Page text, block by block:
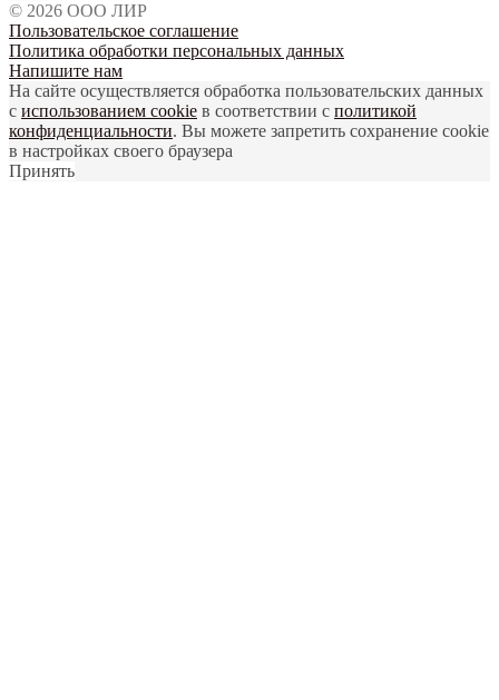
© 2026 ООО ЛИР
Пользовательское соглашение
Политика обработки персональных данных
Напишите нам
На сайте осуществляется обработка пользовательских данных
с использованием cookie в соответствии с политикой
конфиденциальности. Вы можете запретить сохранение cookie
в настройках своего браузера
Принять